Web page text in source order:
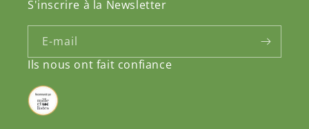
S'inscrire à la Newsletter
E-mail
Ils nous ont fait confiance